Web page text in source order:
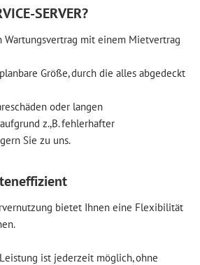
SERVER?
mit einem Mietvertrag
Größe, durch die alles abgedeckt
oder langen
z.,B. fehlerhafter
Sie zu uns.
bietet Ihnen eine Flexibilität
ist jederzeit möglich, ohne